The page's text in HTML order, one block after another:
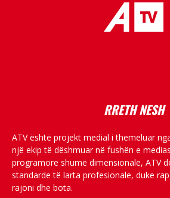
RRETH NESH
ATV është projekt medial i themeluar
një ekip të dëshmuar në fushën e
programore shumë dimensionale, ATV
standarde të larta profesionale, duke
rajoni dhe bota.